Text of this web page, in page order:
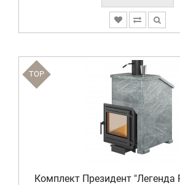
TOP
Комплект Президент "Легенда